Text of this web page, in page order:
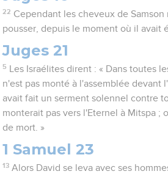
22 Cependant les cheveux de
pousser, depuis le moment où il avait
Juges 21
5
Les Israélites dirent : « Dans toutes
n'est pas monté à l'assemblée devant
avait fait un serment solennel contre
monterait pas vers l'Eternel à Mitspa ;
de mort. »
1 Samuel 23
13 Alors David se leva avec ses